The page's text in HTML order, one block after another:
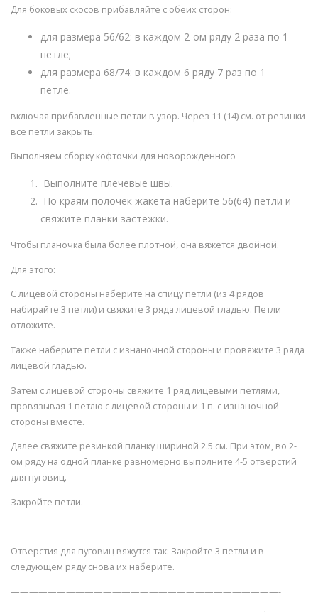
Для боковых скосов прибавляйте с обеих сторон:
для размера 56/62: в каждом 2-ом ряду 2 раза по 1
петле;
для размера 68/74: в каждом 6 ряду 7 раз по 1
петле.
включая прибавленные петли в узор. Через 11 (14) см. от резинки
все петли закрыть.
Выполняем сборку кофточки для новорожденного
Выполните плечевые швы.
По краям полочек жакета наберите 56(64) петли и
свяжите планки застежки.
Чтобы планочка была более плотной, она вяжется двойной.
Для этого:
С лицевой стороны наберите на спицу петли (из 4 рядов
набирайте 3 петли) и свяжите 3 ряда лицевой гладью. Петли
отложите.
Также наберите петли с изнаночной стороны и провяжите 3 ряда
лицевой гладью.
Затем с лицевой стороны свяжите 1 ряд лицевыми петлями,
провязывая 1 петлю с лицевой стороны и 1 п. с изнаночной
стороны вместе.
Далее свяжите резинкой планку шириной 2.5 см. При этом, во 2-
ом ряду на одной планке равномерно выполните 4-5 отверстий
для пуговиц.
Закройте петли.
—————————————————————————————-
Отверстия для пуговиц вяжутся так: Закройте 3 петли и в
следующем ряду снова их наберите.
—————————————————————————————-